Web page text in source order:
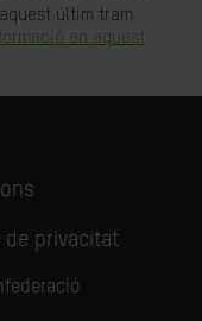
aquest últim tram
en aquest
de privacitat